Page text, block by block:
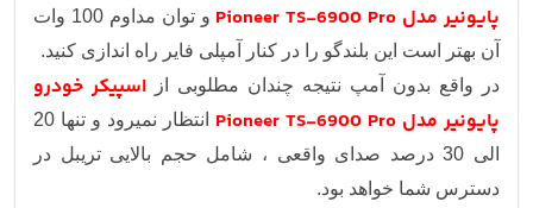
پایونیر مدل Pioneer TS-6900 Pro
و توان مداوم 100 وات
آن بهتر است این بلندگو را در کنار آمپلی فایر راه اندازی کنید.
در واقع بدون آمپ نتیجه چندان مطلوبی از اسپیکر خودرو
پایونیر مدل Pioneer TS-6900 Pro
انتظار نمیرود و تنها 20
الی 30 درصد صدای واقعی ، شامل حجم بالایی تریبل در
دسترس شما خواهد بود.